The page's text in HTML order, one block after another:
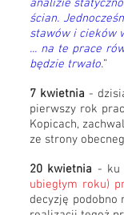
analizie
ścian.
stawów i cieków
... na te prace
będzie trwało.”
7 kwietnia -
pierwszy rok
Kopicach,
ze strony
20 kwietnia - ku
ubiegłym roku)
decyzję